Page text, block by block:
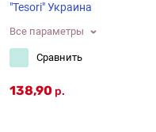
"Tesori" Украина
Все параметры
Сравнить
138,90 р.